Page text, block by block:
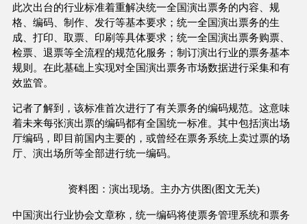
此次出台的行业标准着重解决统一全国演出票务的内容、规
格、编码、制作、发行等基本要求；统一全国演出票务的生
成、打印、取票、印刷等具体要求；统一全国演出票务购票、
检票、退票等全流程的规范化服务；制订演出行业的票务基本
规则。在此基础上实现对全国演出票务市场数据进行采集和有
效监管。
记者了解到，该标准首次进行了有关票务的编码规范。这意味
着未来每张演出票的编码都有全国统一标准。其中包括演出场
厅编码，即目前国内主要的，或曾经在票务系统上卖过票的场
厅、演出场所等全部进行统一编码。
资料图：演出现场。主办方供图(图文无关)
中国演出行业协会文章称，统一编码将使票务管理系统和票务